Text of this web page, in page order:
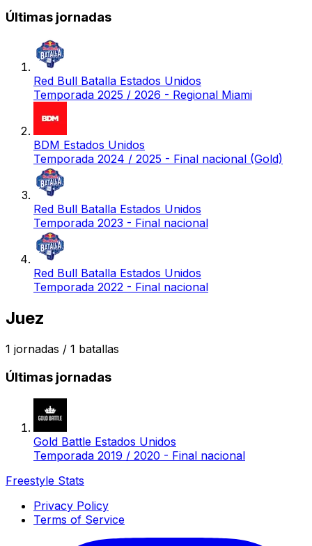
Últimas jornadas
Red Bull Batalla Estados Unidos
Temporada 2025 / 2026 - Regional Miami
BDM Estados Unidos
Temporada 2024 / 2025 - Final nacional (Gold)
Red Bull Batalla Estados Unidos
Temporada 2023 - Final nacional
Red Bull Batalla Estados Unidos
Temporada 2022 - Final nacional
Juez
1 jornadas / 1 batallas
Últimas jornadas
Gold Battle Estados Unidos
Temporada 2019 / 2020 - Final nacional
Freestyle Stats
Privacy Policy
Terms of Service